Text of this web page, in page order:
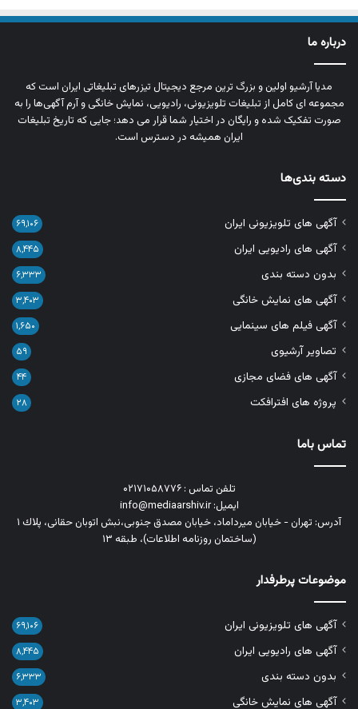
درباره ما
مدیا آرشیو اولین و بزرگ‌ ترین مرجع دیجیتال تیزرهای تبلیغاتی ایران است که
مجموعه‌ ای کامل از تبلیغات تلویزیونی، رادیویی، نمایش خانگی و آرم‌ آگهی‌ها را به‌
صورت تفکیک‌ شده و رایگان در اختیار شما قرار می‌ دهد؛ جایی که تاریخ تبلیغات
ایران همیشه در دسترس است.
دسته بندی‌ها
آگهی های تلویزیونی ایران ۶۹,۱۰۶
آگهی های رادیویی ایران ۸,۴۴۵
بدون دسته بندی ۶,۳۳۳
آگهی های نمایش خانگی ۳,۴۰۳
آگهی فیلم های سینمایی ۱,۶۵۰
تصاویر آرشیوی ۵۹
آگهی های فضای مجازی ۴۴
پروژه های افترافکت ۲۸
تماس باما
تلفن تماس : ۰۲۱۷۱۰۵۸۷۷۶
ایمیل: info@mediaarshiv.ir
آدرس: تهران - خیابان میرداماد، خیابان مصدق جنوبی،نبش اتوبان حقانی، پلاك ١
(ساختمان روزنامه اطلاعات)، طبقه ۱۳
موضوعات پرطرفدار
آگهی های تلویزیونی ایران ۶۹,۱۰۶
آگهی های رادیویی ایران ۸,۴۴۵
بدون دسته بندی ۶,۳۳۳
آگهی های نمایش خانگی ۳,۴۰۳